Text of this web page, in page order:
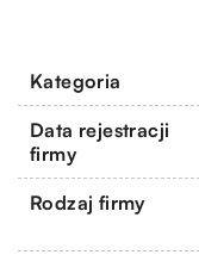
Kategoria
Data rejestracji
firmy
Rodzaj firmy